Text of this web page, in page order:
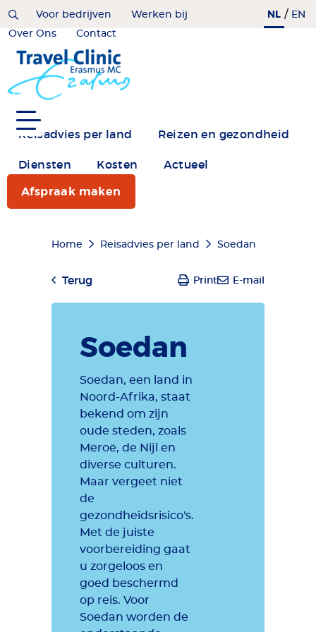
Overslaan
inhoud
gaan
HomeVoor bedrijven
Werken bij
Over Ons
Contact
NL / EN
Reisadvies per land Reizen en gezondheid
Diensten Kosten Actueel
Afspraak maken
Kruimelpad
Home Reisadvies per land Soedan
Terug Print E-mail
Soedan
Soedan, een land in
Noord-Afrika, staat
bekend om zijn
oude steden, zoals
Meroë, de Nijl en
diverse culturen.
Maar vergeet niet
de
gezondheidsrisico's.
Met de juiste
voorbereiding gaat
u zorgeloos en
goed beschermd
op reis. Voor
Soedan worden de